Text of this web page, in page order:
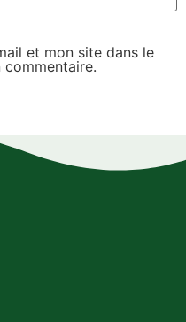
et mon site dans le